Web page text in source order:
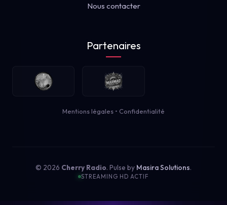
Nous contacter
Partenaires
Mentions légales • Confidentialité
© 2026 Cherry Radio. Pulse by Masira Solutions.
STREAMING HD ACTIF